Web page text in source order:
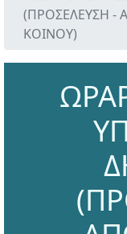
(ΠΡΟΣΕΛΕΥΣΗ -
ΚΟΙΝΟΥ)